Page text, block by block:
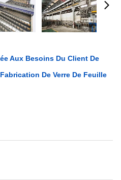
Aux Besoins Du Client De
De Verre De Feuille